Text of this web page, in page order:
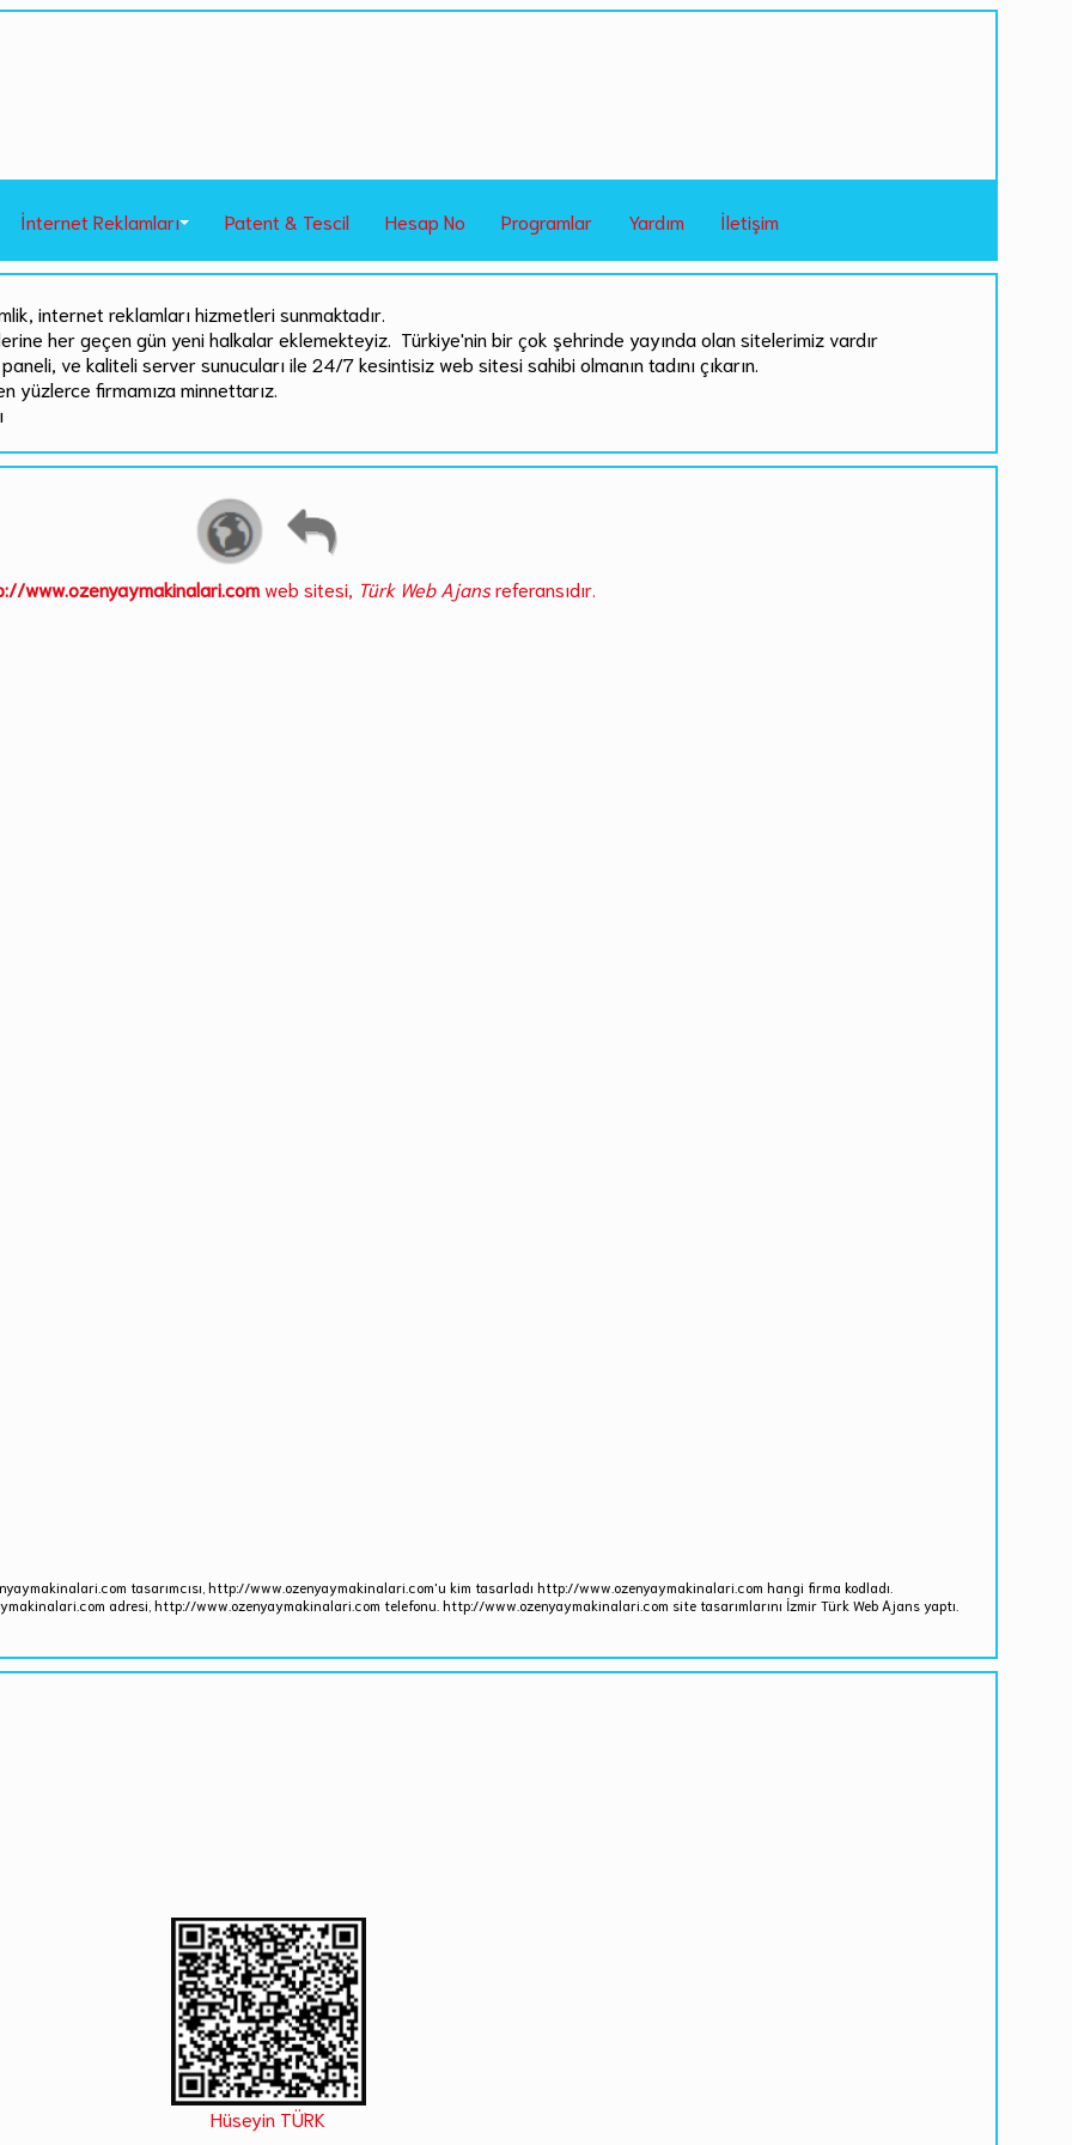
İnternet Reklamları Patent & Tescil Hesap No Programlar Yardım İletişim
internet reklamları hizmetleri sunmaktadır.
her geçen gün yeni halkalar eklemekteyiz. Türkiye'nin bir çok şehrinde yayında olan sitelerimiz vardır
ve kaliteli server sunucuları ile 24/7 kesintisiz web sitesi sahibi olmanın tadını çıkarın.
yüzlerce firmamıza minnettarız.
www.ozenyaymakinalari.comweb sitesi, Türk Web Ajansreferansıdır.
tasarımcısı, http://www.ozenyaymakinalari.com'u kim tasarladı http://www.ozenyaymakinalari.com hangi firma kodladı.
adresi, http://www.ozenyaymakinalari.com telefonu. http://www.ozenyaymakinalari.com site tasarımlarını İzmir Türk Web Ajans yaptı.
Hüseyin TÜRK